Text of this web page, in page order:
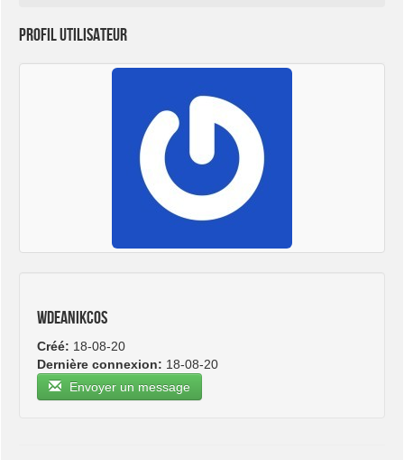
Profil utilisateur
wdeanikcos
Créé: 18-08-20
Dernière connexion: 18-08-20
Envoyer un message